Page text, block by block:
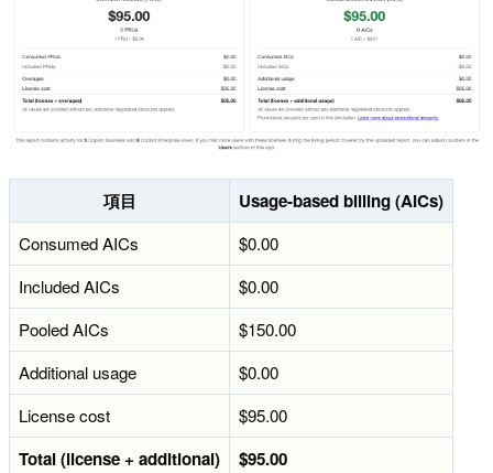
項目 Usage-based billing (AICs)
Consumed AICs
$0.00
Included AICs
$0.00
Pooled AICs
$150.00
Additional usage
$0.00
License cost
$95.00
Total (license + additional) $95.00